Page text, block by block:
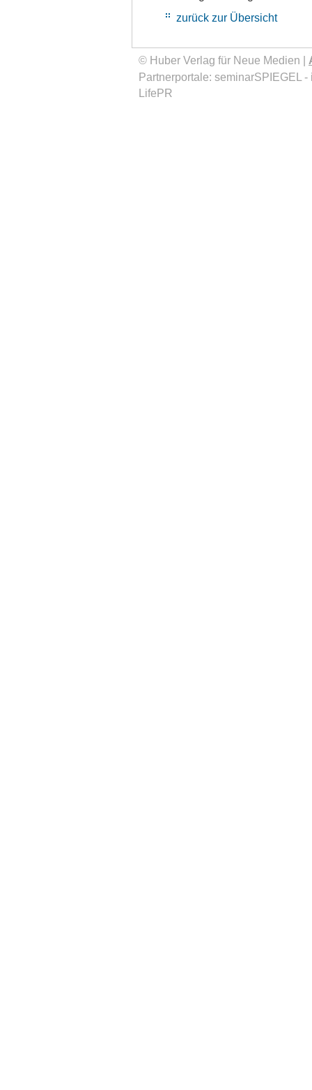
zurück zur Übersicht
© Huber Verlag für Neue Medien |
Partnerportale: seminarSPIEGEL -
LifePR